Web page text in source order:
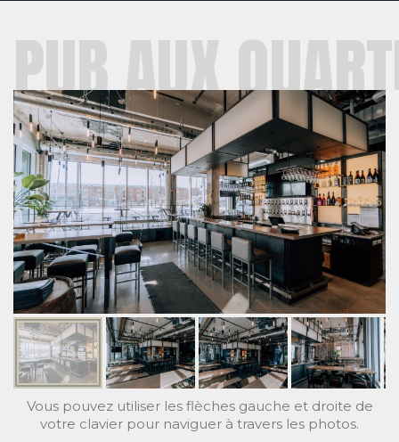
PUB AUX
Vous pouvez utiliser les flèches gauche et droite de
votre clavier pour naviguer à travers les photos.